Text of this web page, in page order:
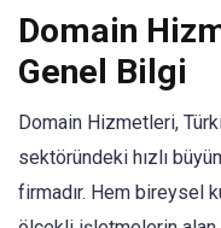
Domain
Genel Bilgi
Domain Hizmetleri,
sektöründeki hızlı
firmadır. Hem bireysel